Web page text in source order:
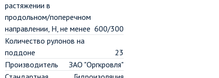
растяжении в
продольном/поперечном
направлении, H, не менее 600/300
Количество рулонов на
поддоне
23
Производитель
ЗАО "Оргкровля"